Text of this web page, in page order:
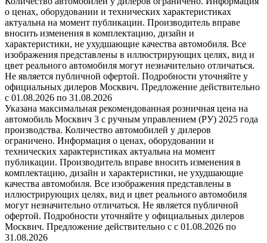
о ценах, оборудовании и технических характеристиках
актуальна на момент публикации. Производитель вправе
вносить изменения в комплектацию, дизайн и
характеристики, не ухудшающие качества автомобиля. Все
изображения представлены в иллюстрирующих целях, вид и
цвет реального автомобиля могут незначительно отличаться.
Не является публичной офертой. Подробности уточняйте у
официальных дилеров Москвич. Предложение действительно
с 01.08.2026 по 31.08.2026
Указана максимальная рекомендованная розничная цена на
автомобиль Москвич 3 с ручным управлением (РУ) 2025 года
производства. Количество автомобилей у дилеров
ограничено. Информация о ценах, оборудовании и
технических характеристиках актуальна на момент
публикации. Производитель вправе вносить изменения в
комплектацию, дизайн и характеристики, не ухудшающие
качества автомобиля. Все изображения представлены в
иллюстрирующих целях, вид и цвет реального автомобиля
могут незначительно отличаться. Не является публичной
офертой. Подробности уточняйте у официальных дилеров
Москвич. Предложение действительно с с 01.08.2026 по
31.08.2026